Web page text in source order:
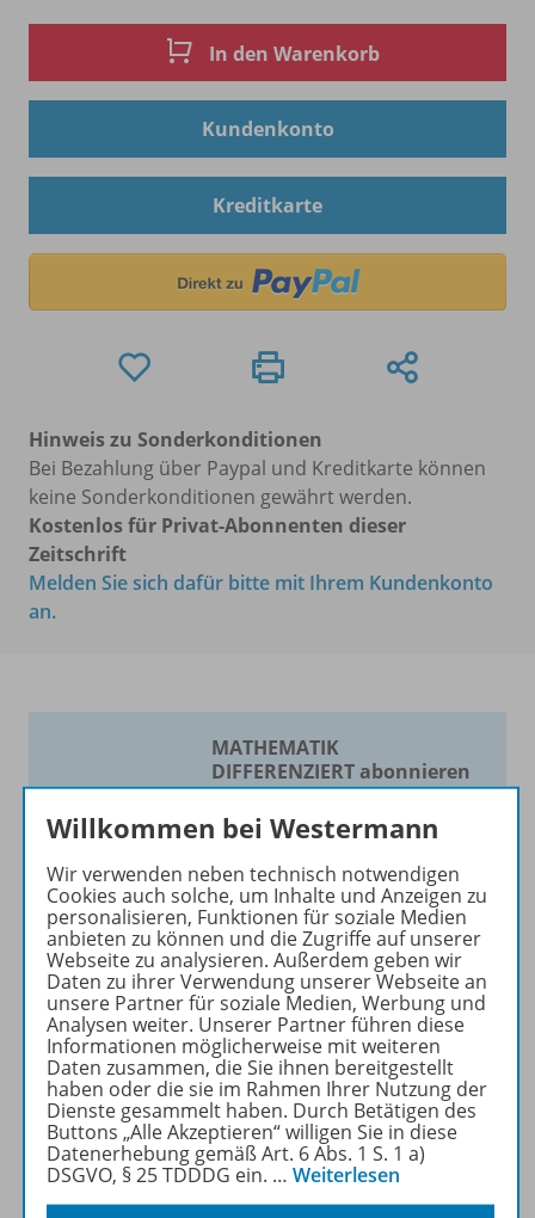
In den Warenkorb
Kundenkonto
Kreditkarte
Hinweis zu Sonderkonditionen
Bei Bezahlung über Paypal und Kreditkarte können
keine Sonderkonditionen gewährt werden.
Kostenlos für Privat-Abonnenten dieser
Zeitschrift
Melden Sie sich dafür bitte mit Ihrem Kundenkonto
an.
MATHEMATIK
DIFFERENZIERT abonnieren
und Vorteile sichern!
Die Zeitschrift für
Mathematik nach Maß!
Die Zeitschrift erscheint als
Print- und als digitale Version.
Beiträge und Materialien
können im Online-Archiv von
MATHEMATIK DIFFERENZIERT
kostenlos recherchiert und
heruntergeladen werden (nur
für Privatpersonen).
Jetzt kostengünstig
Probelesen oder gleich zum
Vorteilspreis abonnieren!
Willkommen bei Westermann
Wir verwenden neben technisch notwendigen
Cookies auch solche, um Inhalte und Anzeigen zu
personalisieren, Funktionen für soziale Medien
anbieten zu können und die Zugriffe auf unserer
Webseite zu analysieren. Außerdem geben wir
Daten zu ihrer Verwendung unserer Webseite an
unsere Partner für soziale Medien, Werbung und
Analysen weiter. Unserer Partner führen diese
Informationen möglicherweise mit weiteren
Daten zusammen, die Sie ihnen bereitgestellt
haben oder die sie im Rahmen Ihrer Nutzung der
Dienste gesammelt haben. Durch Betätigen des
Buttons „Alle Akzeptieren“ willigen Sie in diese
Datenerhebung gemäß Art. 6 Abs. 1 S. 1 a)
DSGVO, § 25 TDDDG ein. … Weiterlesen